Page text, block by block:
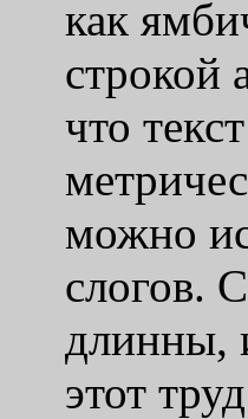
как
строкой
что
можно
слогов.
длинны,
этот